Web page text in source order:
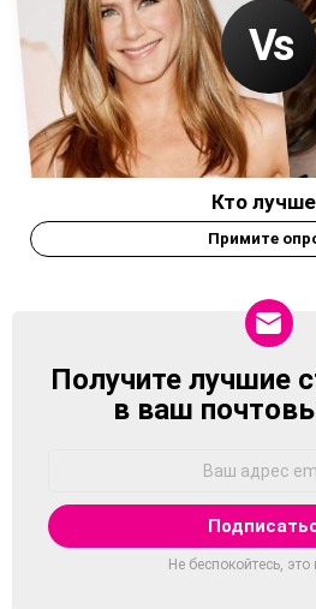
Кто
Примите
NEWSLETTER
Получите лучшие
в ваш
Не беспокойтесь, это